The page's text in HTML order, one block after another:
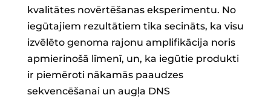
kvalitātes novērtēšanas eksperimentu. No
iegūtajiem rezultātiem tika secināts, ka visu
izvēlēto genoma rajonu amplifikācija noris
apmierinošā līmenī, un, ka iegūtie produkti
ir piemēroti nākamās paaudzes
sekvencēšanai un augļa DNS